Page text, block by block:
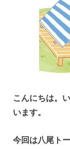
こんにちは。
います。
今回は八尾ト